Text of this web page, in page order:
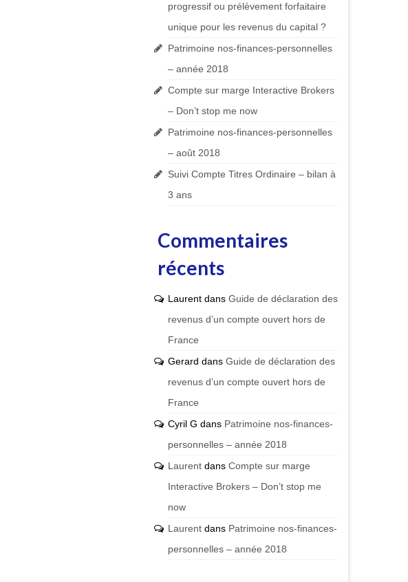
progressif ou prélèvement forfaitaire
unique pour les revenus du capital ?
Patrimoine nos-finances-personnelles
– année 2018
Compte sur marge Interactive Brokers
– Don’t stop me now
Patrimoine nos-finances-personnelles
– août 2018
Suivi Compte Titres Ordinaire – bilan à
3 ans
Commentaires
récents
Laurentdans Guide de déclaration des
revenus d’un compte ouvert hors de
France
Gerard dans Guide de déclaration des
revenus d’un compte ouvert hors de
France
Cyril G dans Patrimoine nos-finances-
personnelles – année 2018
Laurentdans Compte sur marge
Interactive Brokers – Don’t stop me
now
Laurentdans Patrimoine nos-finances-
personnelles – année 2018